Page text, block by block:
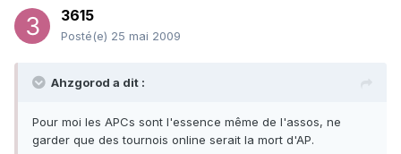
3615
Posté(e) 25 mai 2009
Ahzgorod a dit :
Pour moi les APCs sont l'essence même de l'assos, ne
garder que des tournois online serait la mort d'AP.